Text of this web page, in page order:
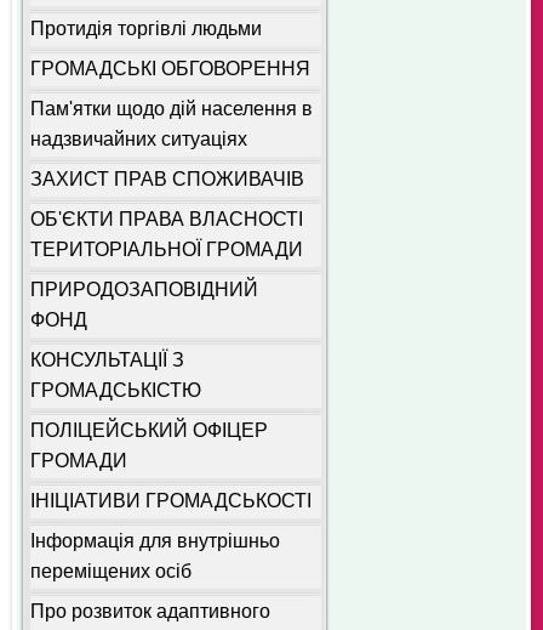
Протидія торгівлі людьми
ГРОМАДСЬКІ ОБГОВОРЕННЯ
Пам'ятки щодо дій населення в
надзвичайних ситуаціях
ЗАХИСТ ПРАВ СПОЖИВАЧІВ
ОБ'ЄКТИ ПРАВА ВЛАСНОСТІ
ТЕРИТОРІАЛЬНОЇ ГРОМАДИ
ПРИРОДОЗАПОВІДНИЙ
ФОНД
КОНСУЛЬТАЦІЇ З
ГРОМАДСЬКІСТЮ
ПОЛІЦЕЙСЬКИЙ ОФІЦЕР
ГРОМАДИ
ІНІЦІАТИВИ ГРОМАДСЬКОСТІ
Інформація для внутрішньо
переміщених осіб
Про розвиток адаптивного